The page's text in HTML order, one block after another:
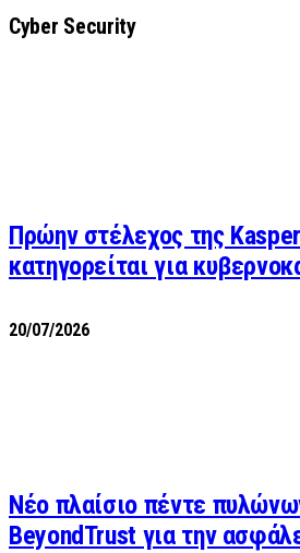
Cyber Security
Πρώην στέλεχος της
κατηγορείται για
20/07/2026
Νέο πλαίσιο πέντε
BeyondTrust για την